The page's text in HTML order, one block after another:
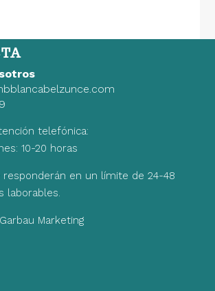
telefónica:
10-20 horas
responderán en un límite de 24-48
laborables.
Marketing